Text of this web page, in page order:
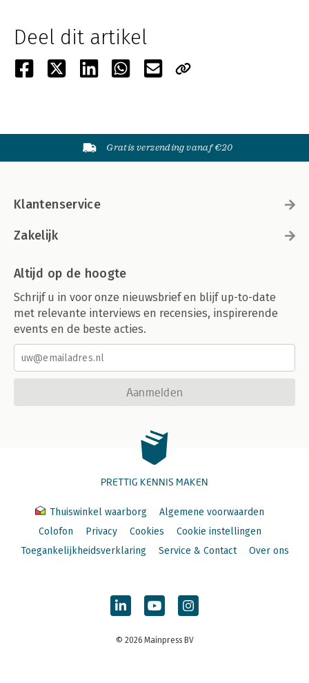
Deel dit artikel
Gratis verzending vanaf €20
Klantenservice
Zakelijk
Altijd op de hoogte
Schrijf u in voor onze nieuwsbrief en blijf up-to-date
met relevante interviews en recensies, inspirerende
events en de beste acties.
Aanmelden
PRETTIG KENNIS MAKEN
Thuiswinkel waarborg
Algemene voorwaarden
Colofon
Privacy Cookies
Cookie instellingen
Toegankelijkheidsverklaring
Service & Contact Over ons
© 2026 Mainpress BV